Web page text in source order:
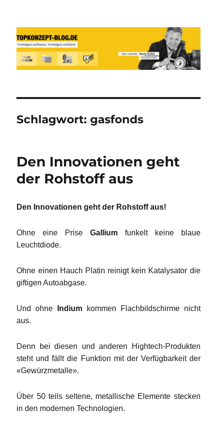
Reich werden und Vermögen
schützen mit Sachwerten-Silber-
Gold-Silbermünzen-Goldmünzen
Schlagwort:gasfonds
Den Innovationen geht
der Rohstoff aus
Den Innovationen geht der Rohstoff aus!
Ohne eine Prise Gallium funkelt keine blaue
Leuchtdiode.
Ohne einen Hauch Platin reinigt kein Katalysator die
giftigen Autoabgase.
Und ohne Indium
kommen Flachbildschirme nicht
aus.
Denn bei diesen und anderen Hightech-Produkten
steht und fällt die Funktion mit der Verfügbarkeit der
«Gewürzmetalle».
Über 50 teils seltene, metallische Elemente stecken
in den modernen Technologien.